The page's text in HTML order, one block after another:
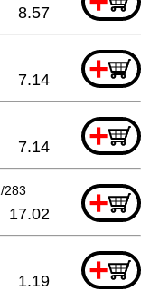
8.57
+
7.14
+
7.14
283 +
17.02
+
1.19